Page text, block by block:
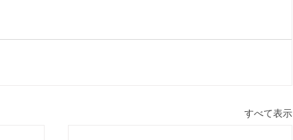
すべて表示